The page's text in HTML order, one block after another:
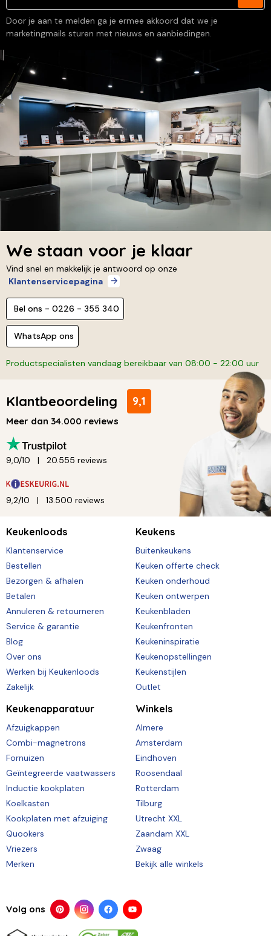
Door je aan te melden ga je ermee akkoord dat we je
marketingmails sturen met nieuws en aanbiedingen.
We staan voor je klaar
Vind snel en makkelijk je antwoord op onze
Klantenservicepagina
Bel ons - 0226 - 355 340
WhatsApp ons
Productspecialisten vandaag bereikbaar van 08:00 - 22:00 uur
Klantbeoordeling 9,1
Meer dan 34.000 reviews
9,0/10 20.555 reviews
9,2/10 13.500 reviews
Keukenloods
Klantenservice
Bestellen
Bezorgen & afhalen
Betalen
Annuleren & retourneren
Service & garantie
Blog
Over ons
Werken bij Keukenloods
Zakelijk
Keukens
Buitenkeukens
Keuken offerte check
Keuken onderhoud
Keuken ontwerpen
Keukenbladen
Keukenfronten
Keukeninspiratie
Keukenopstellingen
Keukenstijlen
Outlet
Keukenapparatuur
Afzuigkappen
Combi-magnetrons
Fornuizen
Geïntegreerde vaatwassers
Inductie kookplaten
Koelkasten
Kookplaten met afzuiging
Quookers
Vriezers
Merken
Winkels
Almere
Amsterdam
Eindhoven
Roosendaal
Rotterdam
Tilburg
Utrecht XXL
Zaandam XXL
Zwaag
Bekijk alle winkels
Volg ons